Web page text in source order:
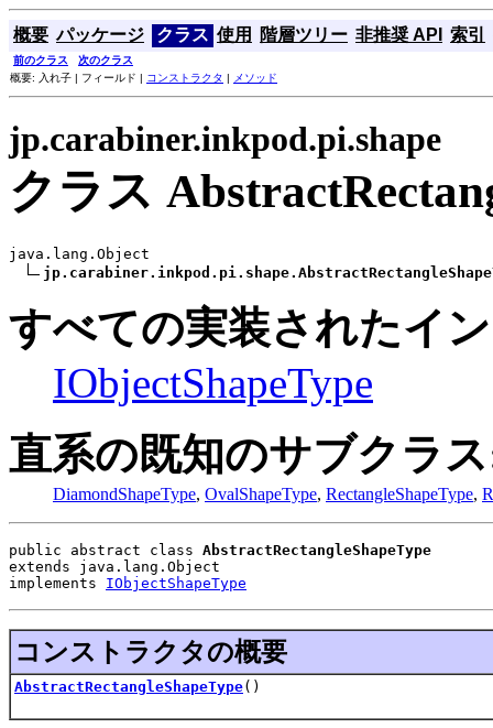
概要 パッケージ クラス 使用 階層ツリー 非推奨 API 索引
前のクラス
次のクラス
概要: 入れ子 | フィールド | コンストラクタ | メソッド
jp.carabiner.inkpod.pi.shape
クラス
java.lang.Object
すべての実装されたイ
IObjectShapeType
直系の既知のサブクラ
DiamondShapeType, OvalShapeType, RectangleShapeType,
public abstract class AbstractRectangleShapeType
extends java.lang.Object
implements IObjectShapeType
コンストラクタの概要
AbstractRectangleShapeType()